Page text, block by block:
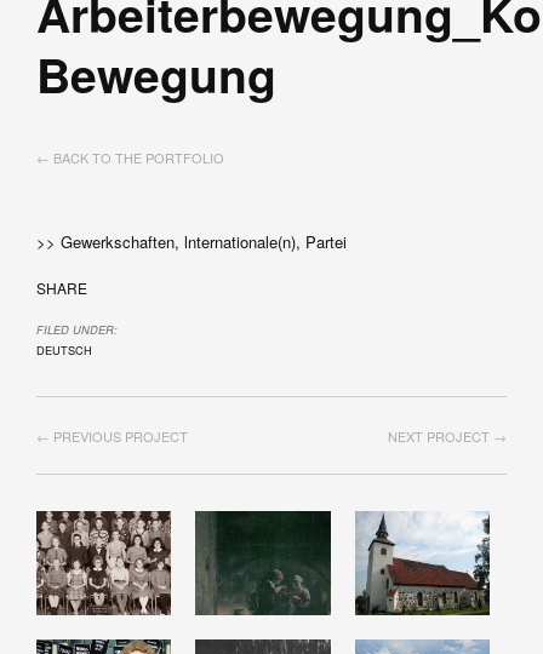
Bewegung
← BACK TO THE PORTFOLIO
>> Gewerkschaften, lnternationale(n), Partei
SHARE
FILED UNDER:
DEUTSCH
NEXT PROJECT →
← PREVIOUS PROJECT